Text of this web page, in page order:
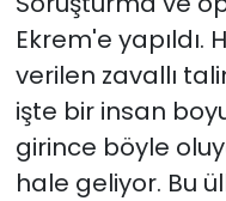
Ekrem'e
verilen zavallı
işte bir insan
girince böyle
hale geliyor. Bu